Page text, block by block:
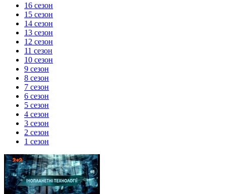
16 сезон
15 сезон
14 сезон
13 сезон
12 сезон
11 сезон
10 сезон
9 сезон
8 сезон
7 сезон
6 сезон
5 сезон
4 сезон
3 сезон
2 сезон
1 сезон